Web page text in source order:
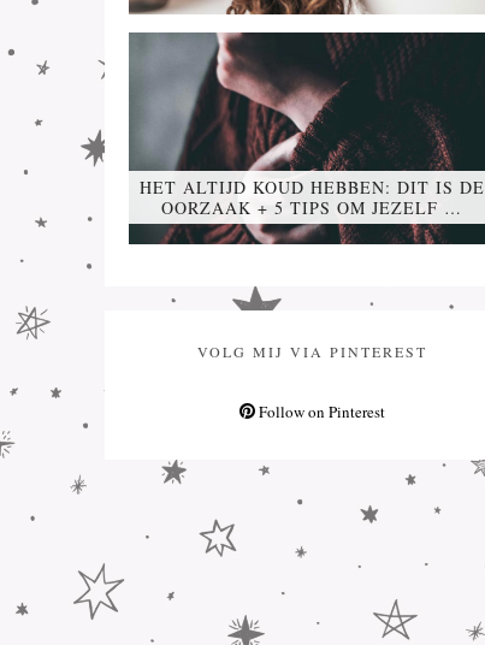
HET ALTIJD KOUD HEBBEN: DIT IS DE
OORZAAK + 5 TIPS OM JEZELF …
VOLG MIJ VIA PINTEREST
Follow on Pinterest